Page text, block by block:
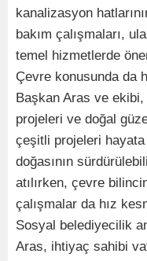
kanalizasyon
bakım çalışmaları,
temel hizmetlerde
Çevre konusunda da
Başkan Aras ve
projeleri ve doğal
çeşitli projeleri
doğasının
atılırken, çevre
çalışmalar da hız
Sosyal belediyecilik
Aras, ihtiyaç sahibi